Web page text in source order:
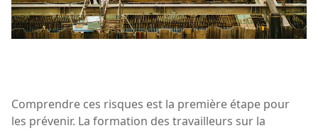
Comprendre ces risques est la première étape pour
les prévenir. La formation des travailleurs sur la